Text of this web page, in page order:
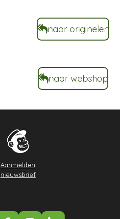
naar originelen
naar webshop
Aanmelden
nieuwsbrief